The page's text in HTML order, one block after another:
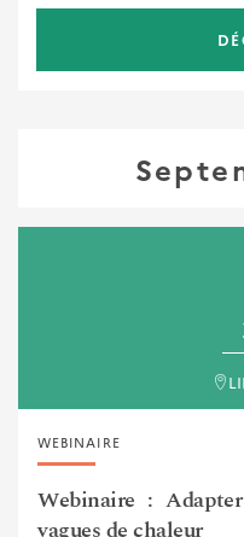
WEBINAIRE
Webinaire :
vagues de chaleur